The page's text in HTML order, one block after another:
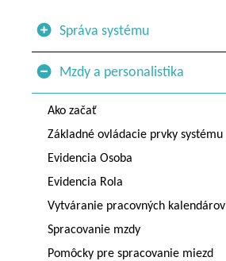
Správa systému
Mzdy a personalistika
Ako začať
Základné ovládacie prvky systému
Evidencia Osoba
Evidencia Rola
Vytváranie pracovných kalendárov
Spracovanie mzdy
Pomôcky pre spracovanie miezd